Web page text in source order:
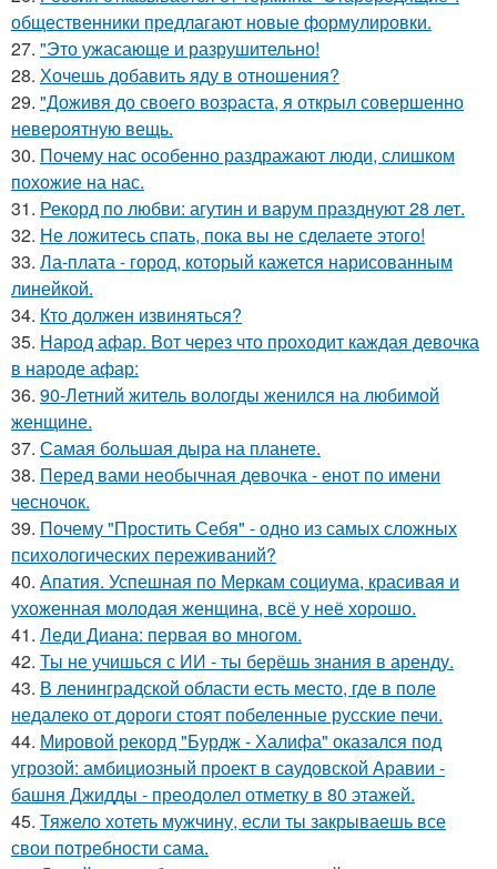
общественники предлагают новые формулировки.
27. "Это ужасающе и разрушительно!
28. Хочешь добавить яду в отношения?
29. "Доживя до своего возpаста, я открыл совершенно
невероятную вещь.
30. Почему нас особенно раздражают люди, слишком
похожие на нас.
31. Рекорд по любви: агутин и варум празднуют 28 лет.
32. Не ложитесь спать, пока вы не сделаете этого!
33. Ла-плата - город, который кажется нарисованным
линейкой.
34. Кто должен извиняться?
35. Народ афар. Вот через что проходит каждая девочка
в народе афар:
36. 90-Летний житель вологды женился на любимой
женщине.
37. Самая большая дыра на планете.
38. Перед вами необычная девочка - енот по имени
чесночок.
39. Почему "Простить Себя" - одно из самых сложных
психологических переживаний?
40. Апатия. Успешная по Меркам социума, красивая и
ухоженная молодая женщина, всё у неё хорошо.
41. Леди Диана: первая во многом.
42. Ты не учишься с ИИ - ты берёшь знания в аренду.
43. В ленинградской области есть место, где в поле
недалеко от дороги стоят побеленные русские печи.
44. Мировой рекорд "Бурдж - Халифа" оказался под
угрозой: амбициозный проект в саудовской Аравии -
башня Джидды - преодолел отметку в 80 этажей.
45. Тяжело хотеть мужчину, если ты закрываешь все
свои потребности сама.